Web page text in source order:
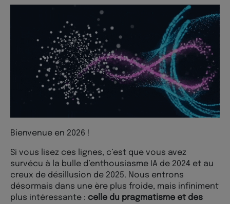
Bienvenue en 2026 !
Si vous lisez ces lignes, c’est que vous avez
survécu à la bulle d’enthousiasme IA de 2024 et au
creux de désillusion de 2025. Nous entrons
désormais dans une ère plus froide, mais infiniment
plus intéressante : celle du pragmatisme et des